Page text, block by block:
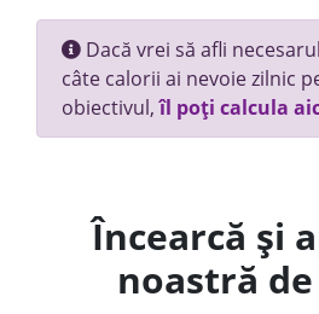
Dacă vrei să afli
câte calorii ai nevoie zilnic
obiectivul,îl poți calcula
Încearcă și
noastră